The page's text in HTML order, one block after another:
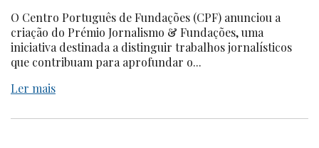
O Centro Português de Fundações (CPF) anunciou a
criação do Prémio Jornalismo & Fundações, uma
iniciativa destinada a distinguir trabalhos jornalísticos
que contribuam para aprofundar o...
Ler mais